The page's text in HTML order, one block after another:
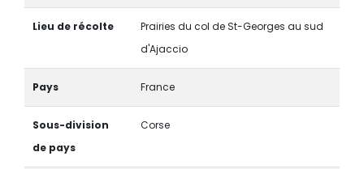
Lieu de récolte
Prairies du col de St-Georges au sud
d'Ajaccio
Pays France
Sous-division
de pays
Corse